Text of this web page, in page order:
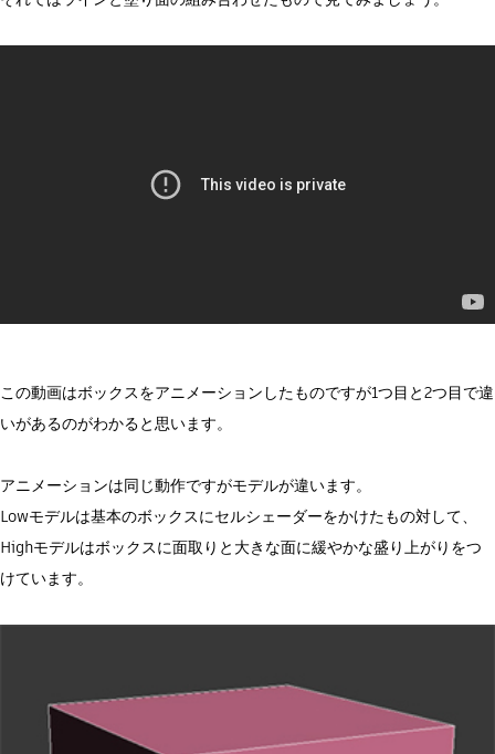
この動画はボックスをアニメーションしたものですが1つ目と2つ目で違
いがあるのがわかると思います。
アニメーションは同じ動作ですがモデルが違います。
Lowモデルは基本のボックスにセルシェーダーをかけたもの対して、
Highモデルはボックスに面取りと大きな面に緩やかな盛り上がりをつ
けています。